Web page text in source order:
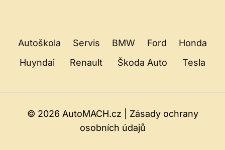
Autoškola Servis BMW Ford
Honda
Huyndai
Renault Škoda Auto Tesla
© 2026 AutoMACH.cz | Zásady ochrany
osobních údajů